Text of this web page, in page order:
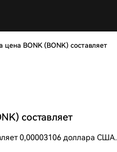
цена BONK (BONK) составляет
составляет
0,00003106 доллара США.